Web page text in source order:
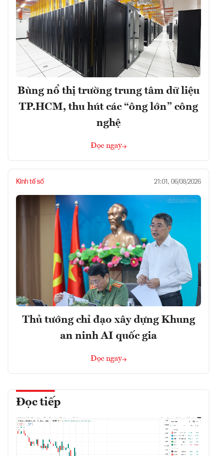
Bùng nổ thị trường trung tâm dữ liệu
TP.HCM, thu hút các “ông lớn” công
nghệ
Đọc ngay
Kinh tế số 21:01, 06/08/2026
Thủ tướng chỉ đạo xây dựng Khung
an ninh AI quốc gia
Đọc ngay
Đọc tiếp